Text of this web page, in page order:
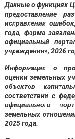
Данные о функциях
предоставление
исправлении
года, форма
официальный
учреждении», 2026
Информация о
оценки земельных
объектов
соответствии с
официального
земельных
2025 года.